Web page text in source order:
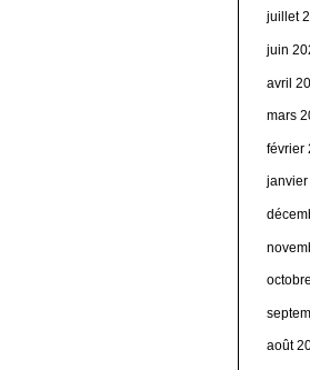
juillet
juin
avril
mars
février
août